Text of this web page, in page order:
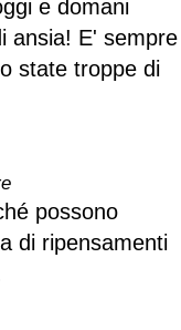
e domani
ansia! E' sempre
state troppe di
possono
di ripensamenti